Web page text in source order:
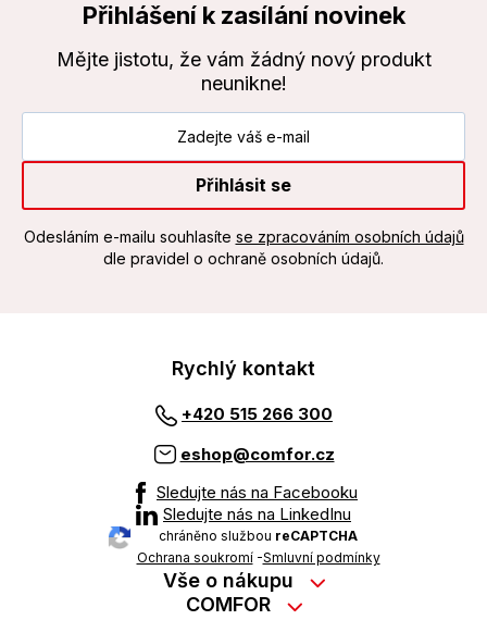
Přihlášení k zasílání novinek
Mějte jistotu, že vám žádný nový produkt
neunikne!
Přihlásit se
Odesláním e-mailu souhlasíte se zpracováním osobních údajů
dle pravidel o ochraně osobních údajů.
Rychlý kontakt
+420 515 266 300
eshop@comfor.cz
Sledujte nás na Facebooku
Sledujte nás na LinkedInu
chráněno službou reCAPTCHA
Ochrana soukromí-Smluvní podmínky
Vše o nákupu
Nákup na splátky
COMFOR